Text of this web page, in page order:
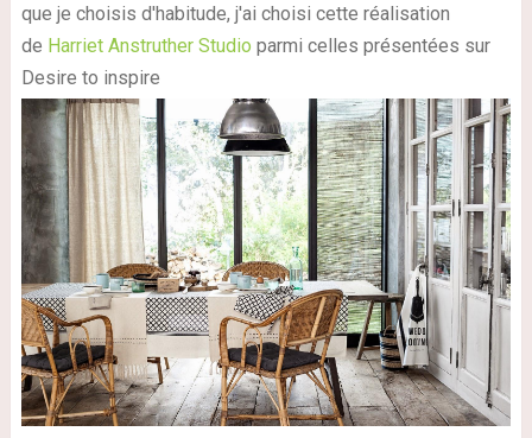
que je choisis d'habitude, j'ai choisi cette réalisation
de Harriet Anstruther Studio parmi celles présentées sur
Desire to inspire